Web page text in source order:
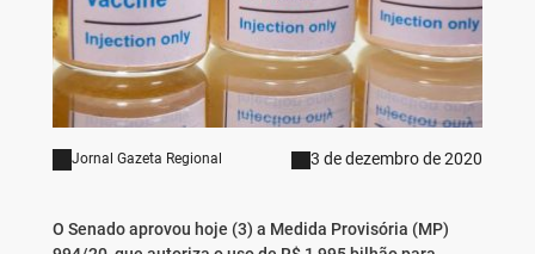
Jornal Gazeta Regional 3 de dezembro de 2020
O Senado aprovou hoje (3) a Medida Provisória (MP)